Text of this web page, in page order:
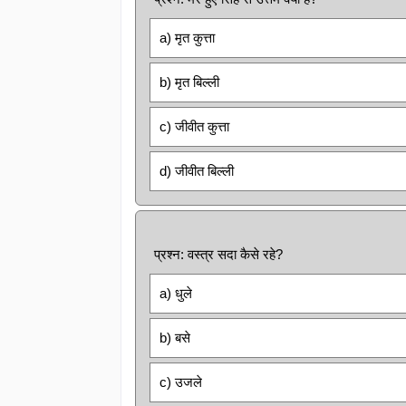
a) मृत कुत्ता
b) मृत बिल्ली
c) जीवीत कुत्ता
d) जीवीत बिल्ली
प्रश्न: वस्त्र सदा कैसे रहे?
a) धुले
b) बसे
c) उजले